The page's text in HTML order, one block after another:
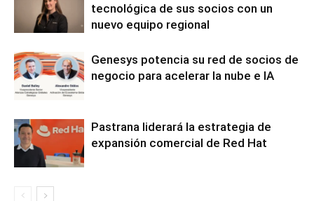
tecnológica de sus socios con un
nuevo equipo regional
Genesys potencia su red de socios de
negocio para acelerar la nube e IA
Pastrana liderará la estrategia de
expansión comercial de Red Hat